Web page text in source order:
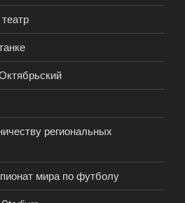
региональных
мира по футболу